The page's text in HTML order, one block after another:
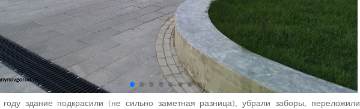
здание подкрасили (не сильно заметная разница), убрали заборы, переложили